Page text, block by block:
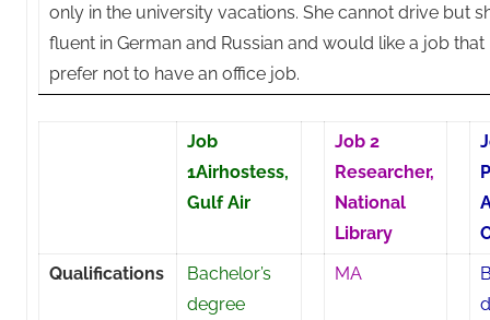
only in the university vacations. She cannot drive but
fluent in German and Russian and would like a job
prefer not to have an office job.
Job
1Airhostess,
Gulf Air
Job 2
Researcher,
National
Library
Qualifications
Bachelor’s
degree
MA